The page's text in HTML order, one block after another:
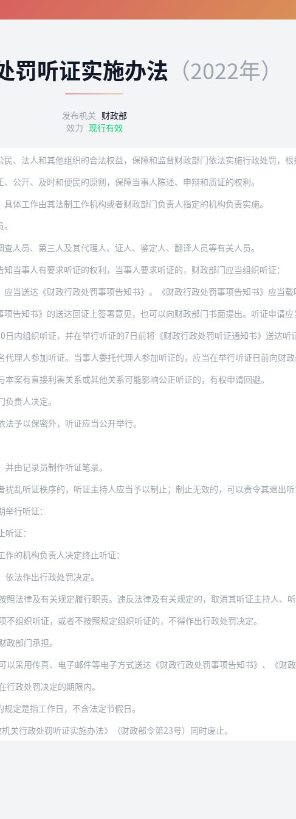
罚听证实施办法 （2022年）
发布机关 财政部
效力 现行有效
和其他组织的合法权益，保障和监督财政部门依法实施行政处罚，根据《中华人民共和国
公开、及时和便民的原则，保障当事人陈述、申辩和质证的权利。
体工作由其法制工作机构或者财政部门负责人指定的机构负责实施。
人员、第三人及其代理人、证人、鉴定人、翻译人员等有关人员。
当事人有要求听证的权利，当事人要求听证的，财政部门应当组织听证：
政行政处罚事项告知书》。《财政行政处罚事项告知书》应当载明行政处罚的内容及事实、理
送达回证上签署意见，也可以向财政部门书面提出。听证申请应当在收到《财政行政处罚事项
证，并在举行听证的7日前将《财政行政处罚听证通知书》送达听证参加人。《财政行政处罚
听证。当事人委托代理人参加听证的，应当在举行听证日前向财政部门提交委托人签名或者盖
案有直接利害关系或其他关系可能影响公正听证的，有权申请回避。
责人决定。
予以保密外，听证应当公开举行。
由记录员制作听证笔录。
乱听证秩序的，听证主持人应当予以制止；制止无效的，可以责令其退出听
行听证：
证：
的机构负责人决定终止听证：
法作出行政处罚决定。
及有关规定履行职责。违反法律及有关规定的，取消其听证主持人、听证员、记录员的
组织听证，或者不按照规定组织听证的，不得作出行政处罚决定。
部门承担。
电子邮件等电子方式送达《财政行政处罚事项告知书》、《财政行政处罚听证通知书》、《财政行
政处罚决定的期限内。
是指工作日，不含法定节假日。
关行政处罚听证实施办法》（财政部令第23号）同时废止。